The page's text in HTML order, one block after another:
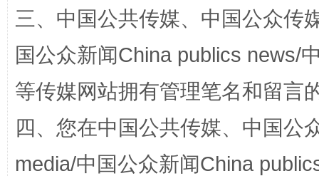
阿坝州三大球赛在茂县开幕 规模
三、中国公共传媒、中国公众传
国公众新闻China publics news/
等传媒网站拥有管理笔名和留言
四、您在中国公共传媒、中国公
media/中国公众新闻China